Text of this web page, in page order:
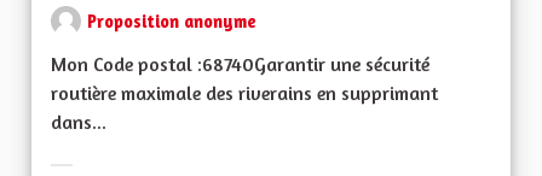
Proposition anonyme
Mon Code postal :68740Garantir une sécurité
routière maximale des riverains en supprimant
dans...